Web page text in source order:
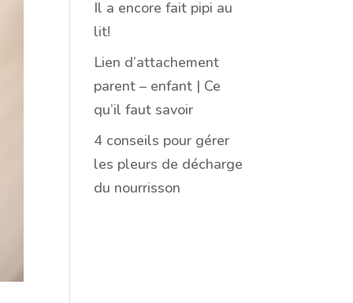
Il a encore fait pipi au
lit!
Lien d’attachement
parent – enfant | Ce
qu’il faut savoir
4 conseils pour gérer
les pleurs de décharge
du nourrisson